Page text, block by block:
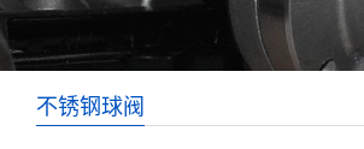
不锈钢球阀